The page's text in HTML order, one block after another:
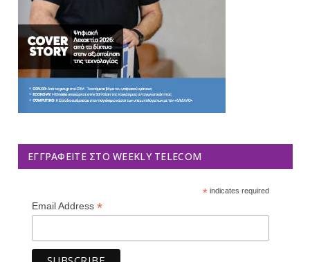
ΕΓΓΡΑΦΕΊΤΕ ΣΤΟ WEEKLY TELECOM
*indicates required
Email Address *